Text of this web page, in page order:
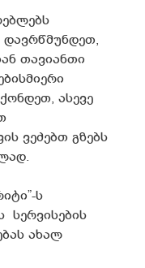
დავრწმუნდეთ,
თავიანთი
ასევე
ვეძებთ გზებს
ს
სერვისების
ახალ